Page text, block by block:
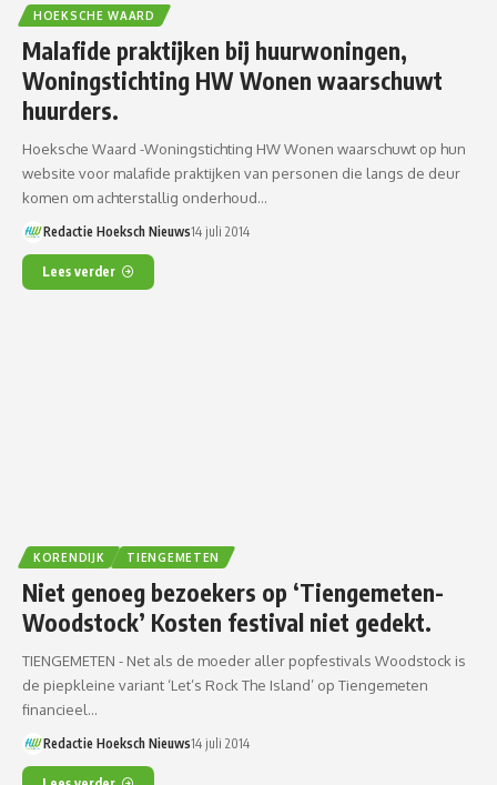
HOEKSCHE WAARD
Malafide praktijken bij huurwoningen,
Woningstichting HW Wonen waarschuwt
huurders.
Hoeksche Waard -Woningstichting HW Wonen waarschuwt op hun
website voor malafide praktijken van personen die langs de deur
komen om achterstallig onderhoud…
Redactie Hoeksch Nieuws14 juli 2014
Lees verder
KORENDIJK TIENGEMETEN
Niet genoeg bezoekers op ‘Tiengemeten-
Woodstock’ Kosten festival niet gedekt.
TIENGEMETEN - Net als de moeder aller popfestivals Woodstock is
de piepkleine variant ‘Let’s Rock The Island’ op Tiengemeten
financieel…
Redactie Hoeksch Nieuws14 juli 2014